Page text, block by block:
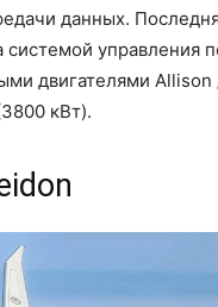
данных.
управления
двигателями Allison
кВт).